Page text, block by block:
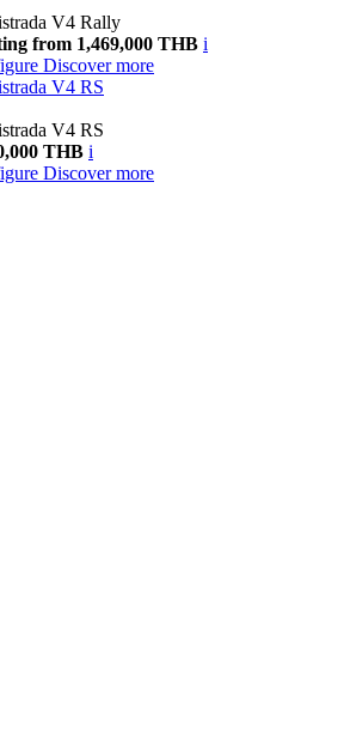
V4 Rally
from 1,469,000 THB i
Discover more
V4 RS
V4 RS
THB i
Discover more